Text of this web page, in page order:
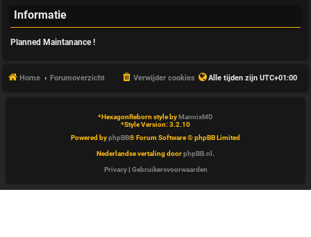
V
A
Informatie
Planned Maintanance !
Home Forumoverzicht Alle tijden zijn UTC+01:00
Verwijder cookies
*HexagonReborn style byMannixMD
*Style Version: 3.2.10
Powered byphpBB® Forum Software © phpBB Limited
Nederlandse vertaling doorphpBB.nl .
Privacy| Gebruikersvoorwaarden